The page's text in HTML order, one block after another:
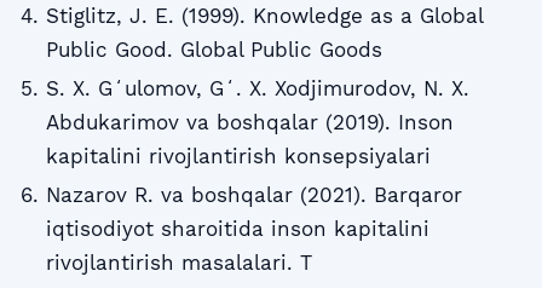
Stiglitz, J. E. (1999). Knowledge as a Global
Public Good. Global Public Goods
S. X. Gʻulomov, Gʻ. X. Xodjimurodov, N. X.
Abdukarimov va boshqalar (2019). Inson
kapitalini rivojlantirish konsepsiyalari
Nazarov R. va boshqalar (2021). Barqaror
iqtisodiyot sharoitida inson kapitalini
rivojlantirish masalalari. T